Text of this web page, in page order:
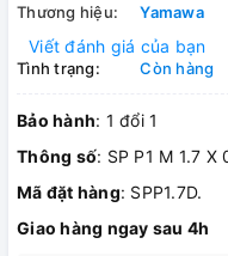
Thương hiệu:
Yamawa
Viết đánh giá của bạn
Tình trạng: Còn hàng
Bảo hành: 1 đổi 1
Thông số: SP P1 M 1.7 X
Mã đặt hàng: SPP1.7D.
Giao hàng ngay sau 4h